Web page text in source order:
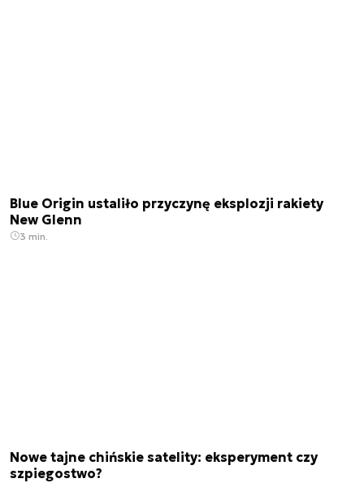
Blue Origin ustaliło przyczynę eksplozji rakiety
New Glenn
3 min.
Nowe tajne chińskie satelity: eksperyment czy
szpiegostwo?